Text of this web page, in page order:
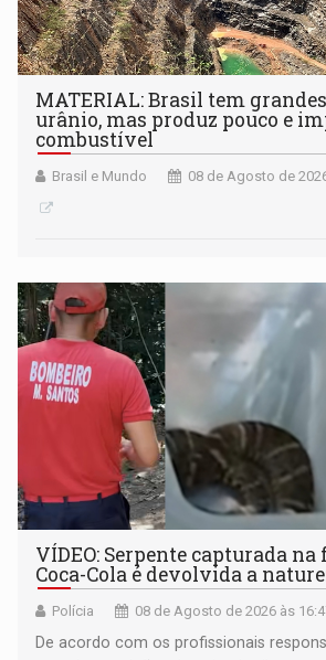
MATERIAL: Brasil tem
urânio, mas produz pouco e
combustível
Brasil e Mundo 08 de Agosto de
VÍDEO: Serpente capturada na
Coca-Cola é devolvida a
Polícia 08 de Agosto de 2026 às
De acordo com os profissionais